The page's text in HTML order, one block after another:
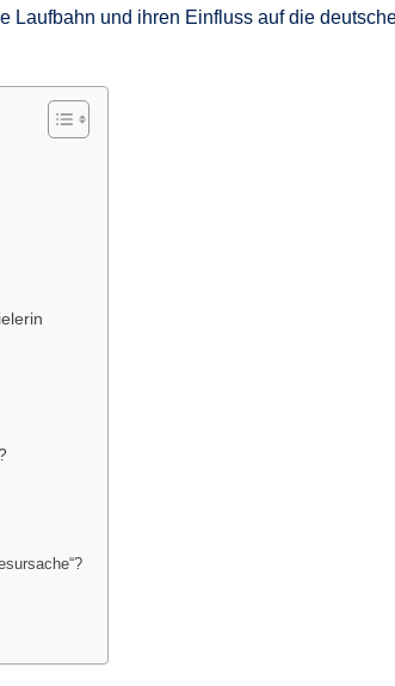
Laufbahn und ihren Einfluss auf die